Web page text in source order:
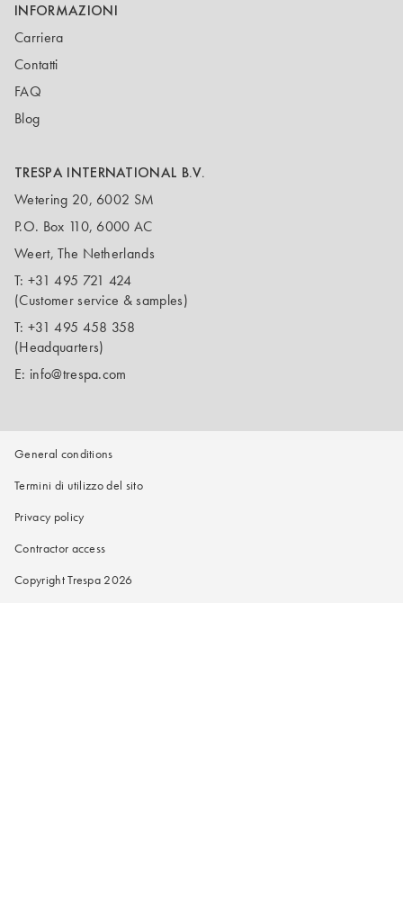
INFORMAZIONI
Carriera
Contatti
FAQ
Blog
TRESPA INTERNATIONAL B.V.
Wetering 20, 6002 SM
P.O. Box 110, 6000 AC
Weert, The Netherlands
T: +31 495 721 424
(Customer service & samples)
T: +31 495 458 358
(Headquarters)
E: info@trespa.com
General conditions
Termini di utilizzo del sito
Privacy policy
Contractor access
Copyright Trespa 2026